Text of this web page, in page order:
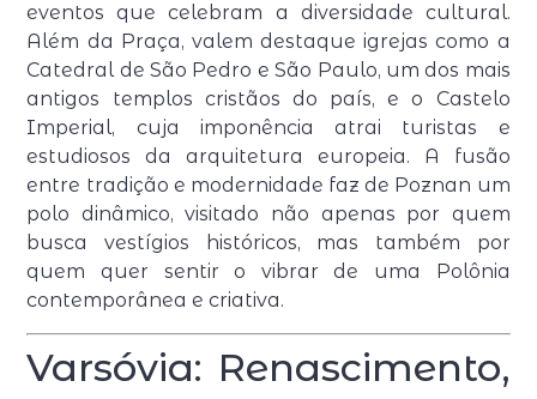
eventos que celebram a diversidade cultural.
Além da Praça, valem destaque igrejas como a
Catedral de São Pedro e São Paulo, um dos mais
antigos templos cristãos do país, e o Castelo
Imperial, cuja imponência atrai turistas e
estudiosos da arquitetura europeia. A fusão
entre tradição e modernidade faz de Poznan um
polo dinâmico, visitado não apenas por quem
busca vestígios históricos, mas também por
quem quer sentir o vibrar de uma Polônia
contemporânea e criativa.
Varsóvia: Renascimento,